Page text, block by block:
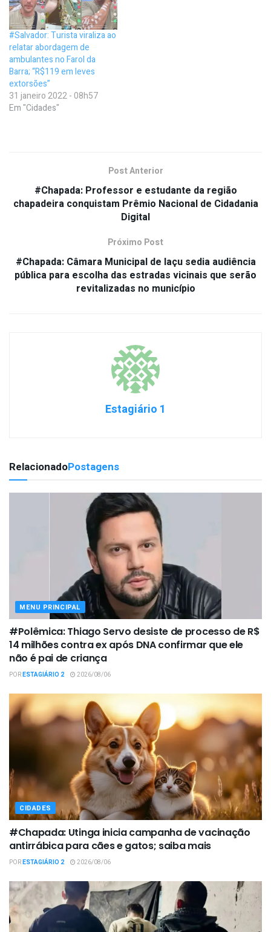
#Salvador: Turista viraliza ao
relatar abordagem de
ambulantes no Farol da
Barra; “R$119 em leves
extorsões”
31 janeiro 2022 - 08h57
Em "Cidades"
Post Anterior
#Chapada: Professor e estudante da região
chapadeira conquistam Prêmio Nacional de Cidadania
Digital
Próximo Post
#Chapada: Câmara Municipal de Iaçu sedia audiência
pública para escolha das estradas vicinais que serão
revitalizadas no município
Estagiário 1
RelacionadoPostagens
MENU PRINCIPAL
#Polêmica: Thiago Servo desiste de processo de R$
14 milhões contra ex após DNA confirmar que ele
não é pai de criança
PORESTAGIÁRIO 2 2026/08/06
CIDADES
#Chapada: Utinga inicia campanha de vacinação
antirrábica para cães e gatos; saiba mais
PORESTAGIÁRIO 2 2026/08/06